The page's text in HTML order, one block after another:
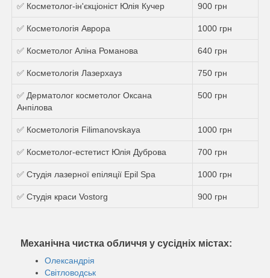
✅ Косметолог-ін'єкціоніст Юлія Кучер 900 грн
✅ Косметологія Аврора 1000 грн
✅ Косметолог Аліна Романова 640 грн
✅ Косметологія Лазерхауз 750 грн
✅ Дерматолог косметолог Оксана
Анпілова
500 грн
✅ Косметологія Filimanovskaya 1000 грн
✅ Косметолог-естетист Юлія Дуброва 700 грн
✅ Студія лазерної епіляції Epil Spa 1000 грн
✅ Студія краси Vostorg 900 грн
Механічна чистка обличчя у сусідніх містах:
Олександрія
Світловодськ